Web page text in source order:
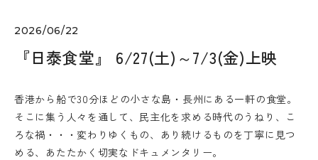
2026/06/22
『日泰食堂』 6/27(土)～7/3(金)上映
香港から船で30分ほどの小さな島・長州にある一軒の食堂。
そこに集う人々を通して、民主化を求める時代のうねり、こ
ろな禍・・・変わりゆくもの、あり続けるものを丁寧に見つ
める、あたたかく切実なドキュメンタリー。